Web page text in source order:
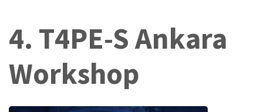
4. T4PE-S Ankara
Workshop